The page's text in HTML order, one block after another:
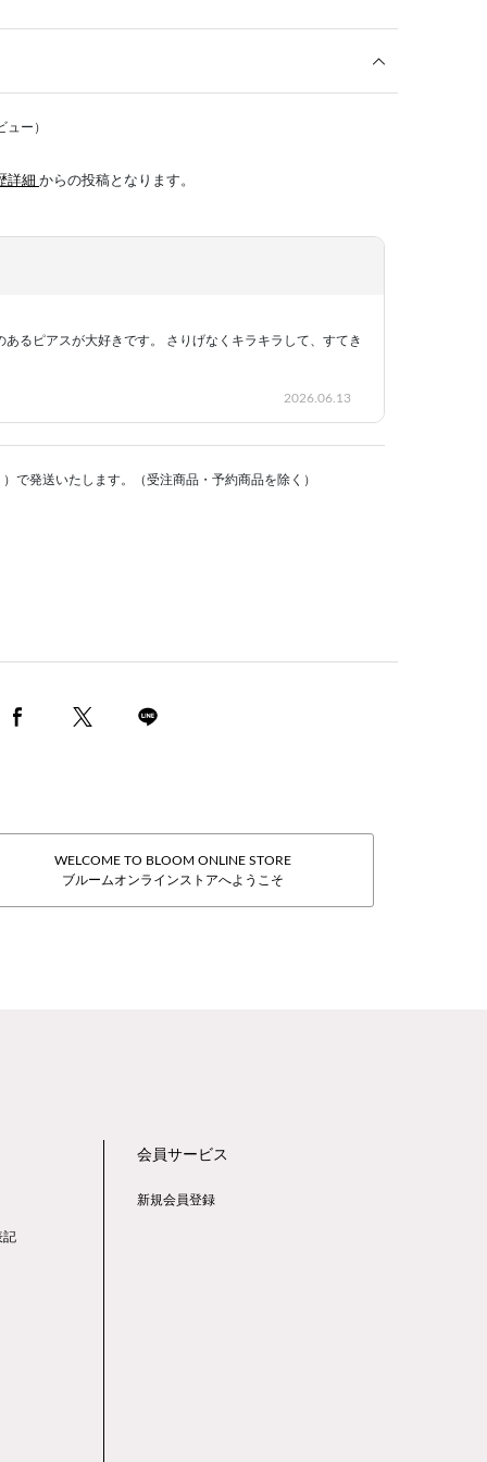
ュー）
詳細 からの投稿となります。
あるピアスが大好きです。 さりげなくキラキラして、すてき
2026.06.13
で発送いたします。（受注商品・予約商品を除く）
WELCOME TO BLOOM ONLINE STORE
ブルームオンラインストアへようこそ
記
会員サービス
新規会員登録